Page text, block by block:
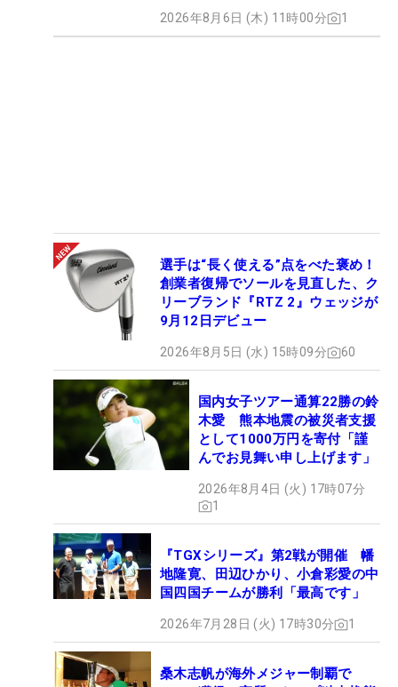
2026年8月6日 (木) 11時00分 1
選手は“長く使える”点をべた褒め！
創業者復帰でソールを見直した、ク
リーブランド『RTZ 2』ウェッジが
9月12日デビュー
2026年8月5日 (水) 15時09分 60
国内女子ツアー通算22勝の鈴
木愛 熊本地震の被災者支援
として1000万円を寄付「謹
んでお見舞い申し上げます」
2026年8月4日 (火) 17時07分
1
『TGXシリーズ』第2戦が開催 幡
地隆寛、田辺ひかり、小倉彩愛の中
国四国チームが勝利「最高です」
2026年7月28日 (火) 17時30分 1
桑木志帆が海外メジャー制覇で